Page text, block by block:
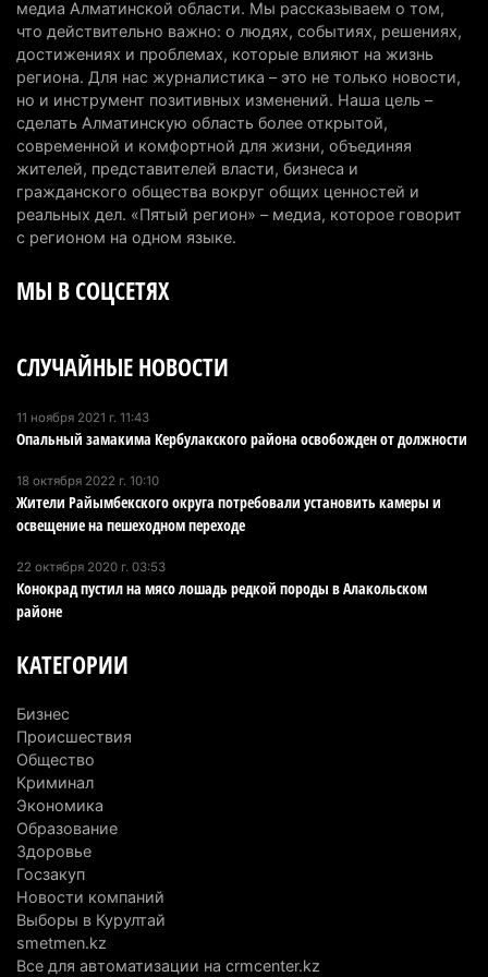
7 августа 2026 г. 09:52 221
Жители Алматы и Алматинской области смогут
увидеть долги своего дома в квитанциях за свет
7 августа 2026 г. 06:28
В Алматинской области отменили приговор за
наркотики из-за того, что подсудимому не дали
последнее слово
Проезд по БАКАД резко подорожал: в
тарифы
Сильнейшие дзюдоисты мира приехали на
6 августа 2026 г. 12:12
первоклассников начнут учить искусственному
интеллекту
Казахстанцы назвали доход, при котором не
6 августа 2026 г. 09:52
Пожар в Аксайском ущелье под Алматы
полностью ликвидирован спустя три дня
6 августа 2026 г. 08:51
Минэкологии опровергло фото тигра возле села
в Алматинской области
5 августа 2026 г. 17:06
медиа Алматинской области. Мы рассказываем о том,
что действительно важно: о людях, событиях, решениях,
достижениях и проблемах, которые влияют на жизнь
региона. Для нас журналистика – это не только новости,
но и инструмент позитивных изменений. Наша цель –
сделать Алматинскую область более открытой,
современной и комфортной для жизни, объединяя
жителей, представителей власти, бизнеса и
гражданского общества вокруг общих ценностей и
реальных дел. «Пятый регион» – медиа, которое говорит
с регионом на одном языке.
МЫ В СОЦСЕТЯХ
СЛУЧАЙНЫЕ НОВОСТИ
11 ноября 2021 г. 11:43
Опальный замакима Кербулакского района освобожден от должности
18 октября 2022 г. 10:10
Жители Райымбекского округа потребовали установить камеры и
освещение на пешеходном переходе
22 октября 2020 г. 03:53
Конокрад пустил на мясо лошадь редкой породы в Алакольском
районе
КАТЕГОРИИ
Бизнес
Происшествия
Общество
Криминал
Экономика
Образование
Здоровье
Госзакуп
Новости компаний
Выборы в Курултай
smetmen.kz
Все для автоматизации на crmcenter.kz